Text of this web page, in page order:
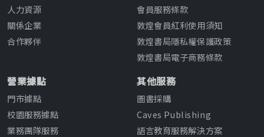
人力資源
關係企業
合作夥伴
會員服務條款
敦煌會員紅利使用須知
敦煌書局隱私權保護政策
敦煌書局電子商務條款
營業據點
門市據點
校園服務據點
業務團隊服務
其他服務
圖書採購
Caves Publishing
語言教育服務解決方案